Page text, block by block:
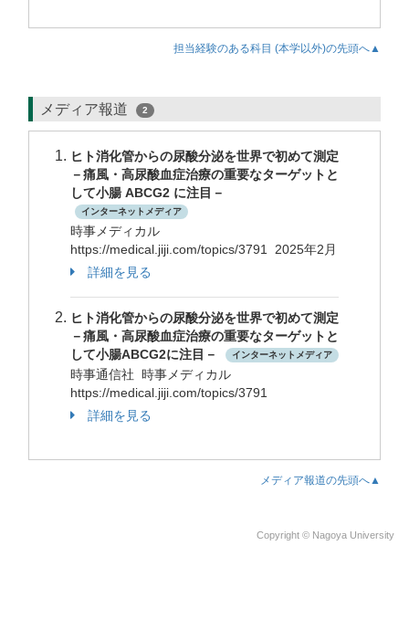
担当経験のある科目 (本学以外)の先頭へ▲
メディア報道 2
ヒト消化管からの尿酸分泌を世界で初めて測定
－痛風・高尿酸血症治療の重要なターゲットと
して小腸 ABCG2 に注目－
インターネットメディア
時事メディカル
https://medical.jiji.com/topics/3791 2025年2月
詳細を見る
ヒト消化管からの尿酸分泌を世界で初めて測定
－痛風・高尿酸血症治療の重要なターゲットと
して小腸ABCG2に注目－
インターネットメディア
時事通信社 時事メディカル
https://medical.jiji.com/topics/3791
詳細を見る
メディア報道の先頭へ▲
Copyright © Nagoya University